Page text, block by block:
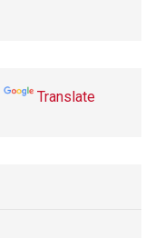
Translate